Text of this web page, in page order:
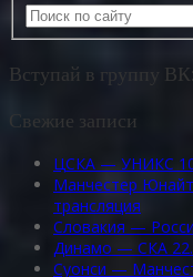
Вступай в группу ВК:
Свежие записи
ЦСКА — УНИКС
Манчестер
трансляция
Словакия —
Динамо — СКА
Суонси —